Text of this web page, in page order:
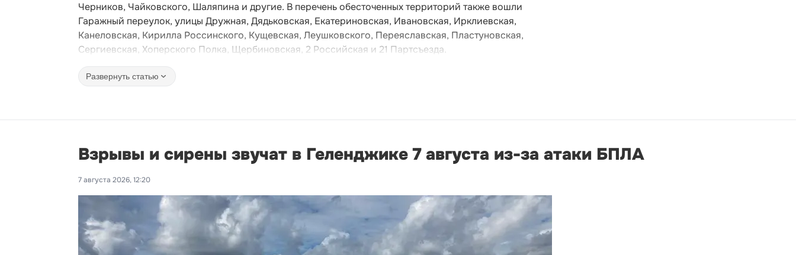
Черников, Чайковского, Шаляпина и другие. В перечень обесточенных территорий также вошли
Гаражный переулок, улицы Дружная, Дядьковская, Екатериновская, Ивановская, Ирклиевская,
Канеловская, Кирилла Россинского, Кущевская, Леушковского, Переяславская, Пластуновская,
Сергиевская, Хоперского Полка, Щербиновская, 2 Российская и 21 Партсъезда.
Развернуть статью
Взрывы и сирены звучат в Геленджике 7 августа из-за атаки БПЛА
7 августа 2026, 12:20